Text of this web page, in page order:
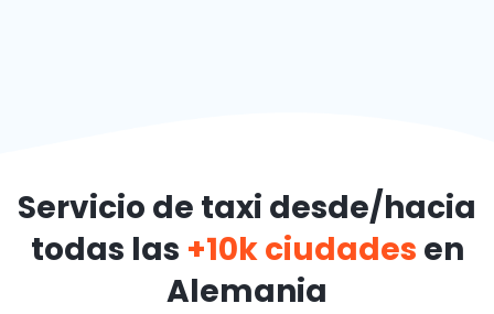
Servicio de taxi desde/hacia
todas las +10k ciudades en
Alemania